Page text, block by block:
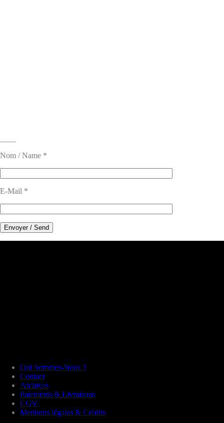
Nom / Name *
E-Mail *
Qui Sommes-Nous ?
Contact
Archives
Paiements & Livraisons
CGV
Mentions légales & Crédits